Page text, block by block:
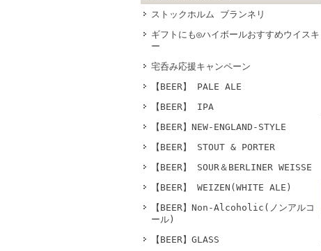
ストックホルム ブランネリ
ギフトにも◎ハイボールおすすめウイスキ
ー
宅呑み応援キャンペーン
【BEER】 PALE ALE
【BEER】 IPA
【BEER】NEW-ENGLAND-STYLE
【BEER】 STOUT & PORTER
【BEER】 SOUR＆BERLINER WEISSE
【BEER】 WEIZEN(WHITE ALE)
【BEER】Non-Alcoholic(ノンアルコ
ール)
【BEER】GLASS